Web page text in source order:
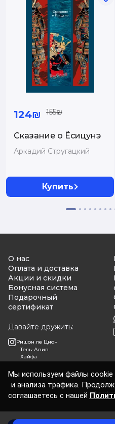
124₪ 155₪
Сказание о Ёсицунэ
Аркадий Стругацкий
Купить
О нас
Оплата и доставка
Акции и скидки
Бонусная система
Подарочный
сертификат
Давайте дружить:
Ришон ле Цион
Тель-Авив
Хайфа
Мы используем файлы cookie
и анализа трафика.
соглашаетесь с нашей